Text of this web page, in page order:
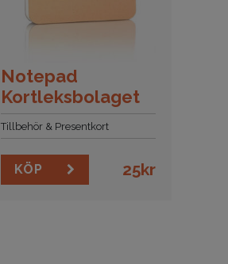
Notepad
Kortleksbolaget
Tillbehör & Presentkort
KÖP 25kr